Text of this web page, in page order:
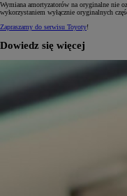
Wymiana amortyzatorów na oryginalne nie
wykorzystaniem wyłącznie oryginalnych
Zapraszamy do serwisu Toyoty!
Dowiedz się więcej